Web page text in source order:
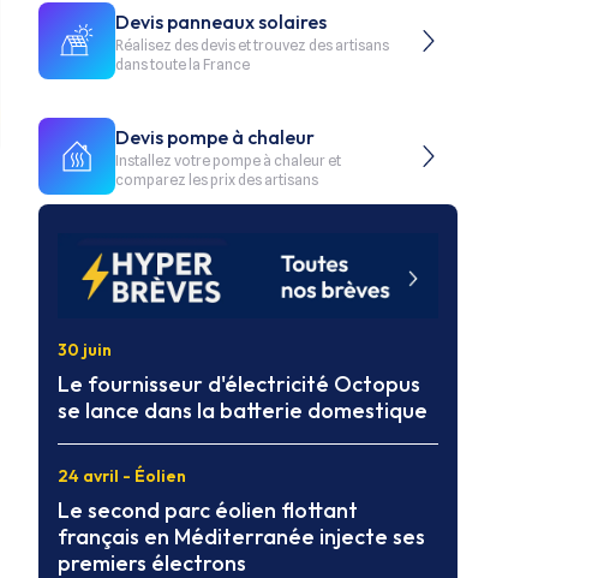
Devis panneaux solaires
Réalisez des devis et trouvez des artisans
dans toute la France
Devis pompe à chaleur
Installez votre pompe à chaleur et
comparez les prix des artisans
30 juin
Le fournisseur d'électricité Octopus
se lance dans la batterie domestique
24 avril - Éolien
Le second parc éolien flottant
français en Méditerranée injecte ses
premiers électrons